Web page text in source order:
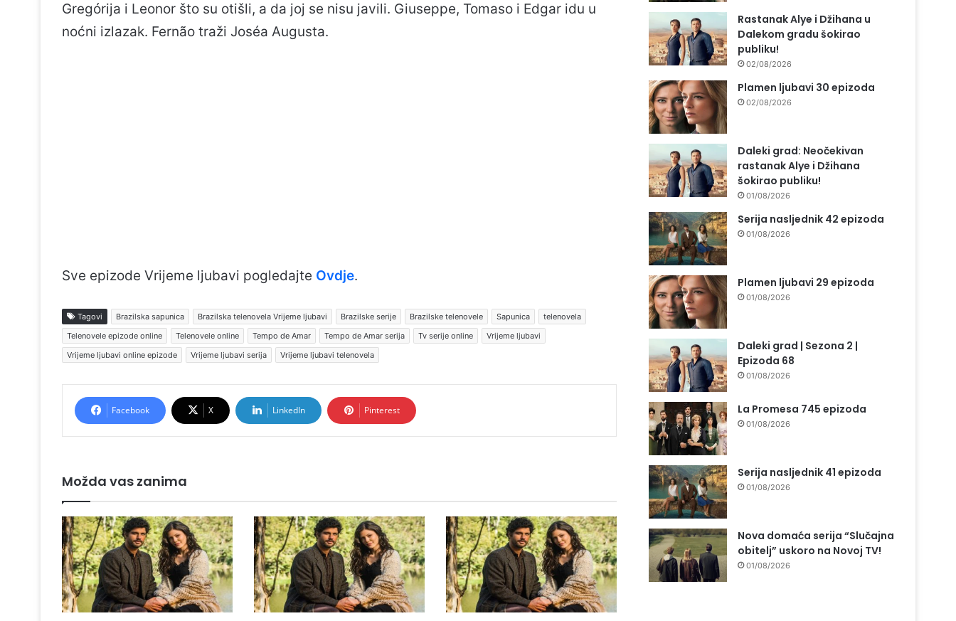
Gregórija i Leonor što su otišli, a da joj se nisu javili. Giuseppe, Tomaso i Edgar idu u
noćni izlazak. Fernão traži Joséa Augusta.
Sve epizode Vrijeme ljubavi pogledajte Ovdje.
Tagovi Brazilska sapunica Brazilska telenovela Vrijeme ljubavi Brazilske serije Brazilske telenovele Sapunica
telenovela
Telenovele epizode online
Telenovele online Tempo de Amar Tempo de Amar serija Tv serije online
Vrijeme ljubavi
Vrijeme ljubavi online epizode
Vrijeme ljubavi serija Vrijeme ljubavi telenovela
Facebook X LinkedIn Pinterest
Možda vas zanima
Rastanak Alye i Džihana u
Dalekom gradu šokirao
publiku!
02/08/2026
Plamen ljubavi 30 epizoda
02/08/2026
Daleki grad: Neočekivan
rastanak Alye i Džihana
šokirao publiku!
01/08/2026
Serija nasljednik 42 epizoda
01/08/2026
Plamen ljubavi 29 epizoda
01/08/2026
Daleki grad | Sezona 2 |
Epizoda 68
01/08/2026
La Promesa 745 epizoda
01/08/2026
Serija nasljednik 41 epizoda
01/08/2026
Nova domaća serija “Slučajna
obitelj” uskoro na Novoj TV!
01/08/2026